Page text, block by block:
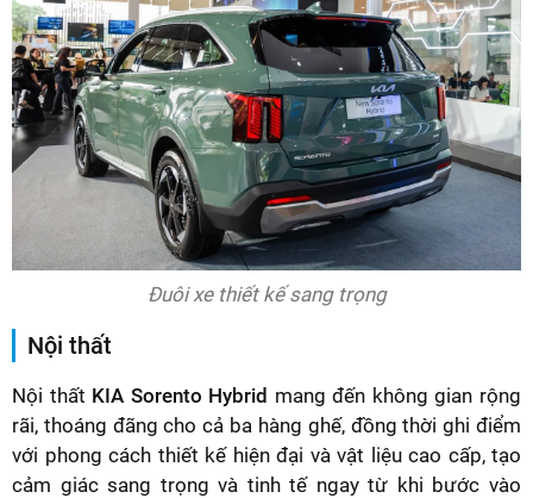
Đuôi xe thiết kế sang trọng
Nội thất
Nội thất KIA Sorento Hybrid mang đến không gian rộng
rãi, thoáng đãng cho cả ba hàng ghế, đồng thời ghi điểm
với phong cách thiết kế hiện đại và vật liệu cao cấp, tạo
cảm giác sang trọng và tinh tế ngay từ khi bước vào